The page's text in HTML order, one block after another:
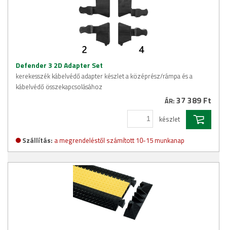
Defender 3 2D Adapter Set
kerekesszék kábelvédő adapter készlet a középrész/rámpa és a
kábelvédő összekapcsolásához
ÁR: 37 389 Ft
készlet
Szállítás: a megrendeléstől számított 10-15 munkanap